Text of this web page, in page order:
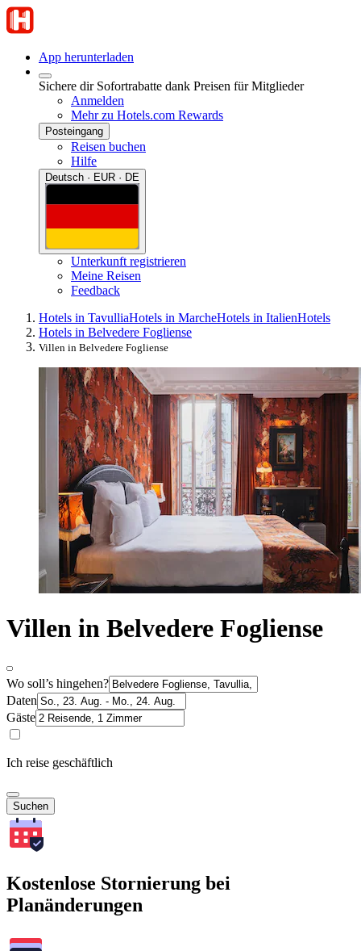
App herunterladen
Sichere dir Sofortrabatte dank Preisen für Mitglieder
Anmelden
Mehr zu Hotels.com Rewards
Posteingang
Reisen buchen
Hilfe
Deutsch · EUR · DE
Unterkunft registrieren
Meine Reisen
Feedback
Hotels in TavulliaHotels in MarcheHotels in ItalienHotels
Hotels in Belvedere Fogliense
Villen in Belvedere Fogliense
Villen in Belvedere Fogliense
Wo soll’s hingehen?
Daten
Gäste
Ich reise geschäftlich
Suchen
Kostenlose Stornierung bei
Planänderungen